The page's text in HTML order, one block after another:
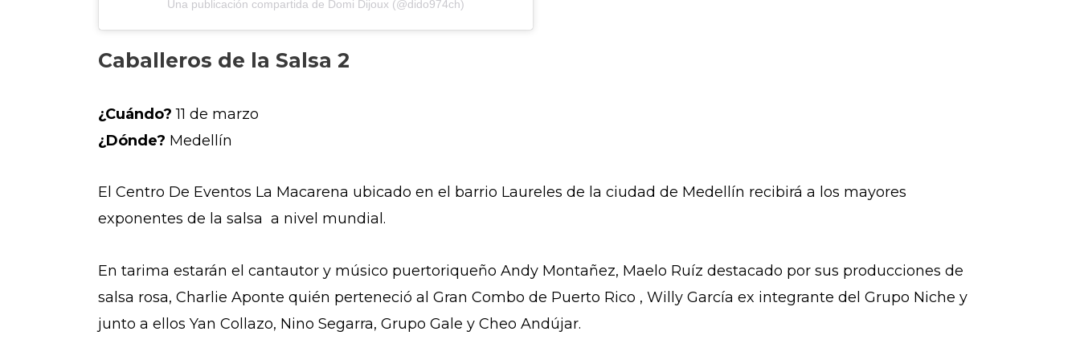
Una publicación compartida de Domi Dijoux (@dido974ch)
Caballeros de la Salsa 2
¿Cuándo? 11 de marzo
¿Dónde? Medellín
El Centro De Eventos La Macarena ubicado en el barrio Laureles de la ciudad de Medellín recibirá a los mayores
exponentes de la salsa a nivel mundial.
En tarima estarán el cantautor y músico puertoriqueño Andy Montañez, Maelo Ruíz destacado por sus producciones de
salsa rosa, Charlie Aponte quién perteneció al Gran Combo de Puerto Rico , Willy García ex integrante del Grupo Niche y
junto a ellos Yan Collazo, Nino Segarra, Grupo Gale y Cheo Andújar.